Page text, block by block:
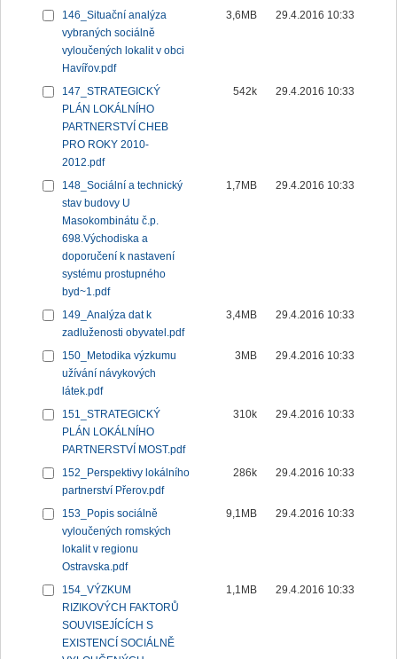
146_Situační analýza
vybraných sociálně
vyloučených lokalit v obci
Havířov.pdf
3,6MB 29.4.2016 10:33
147_STRATEGICKÝ
PLÁN LOKÁLNÍHO
PARTNERSTVÍ CHEB
PRO ROKY 2010-
2012.pdf
542k 29.4.2016 10:33
148_Sociální a technický
stav budovy U
Masokombinátu č.p.
698.Východiska a
doporučení k nastavení
systému prostupného
byd~1.pdf
1,7MB 29.4.2016 10:33
149_Analýza dat k
zadluženosti obyvatel.pdf
3,4MB 29.4.2016 10:33
150_Metodika výzkumu
užívání návykových
látek.pdf
3MB 29.4.2016 10:33
151_STRATEGICKÝ
PLÁN LOKÁLNÍHO
PARTNERSTVÍ MOST.pdf
310k 29.4.2016 10:33
152_Perspektivy lokálního
partnerství Přerov.pdf
286k 29.4.2016 10:33
153_Popis sociálně
vyloučených romských
lokalit v regionu
Ostravska.pdf
9,1MB 29.4.2016 10:33
154_VÝZKUM
RIZIKOVÝCH FAKTORŮ
SOUVISEJÍCÍCH S
EXISTENCÍ SOCIÁLNĚ
1,1MB 29.4.2016 10:33